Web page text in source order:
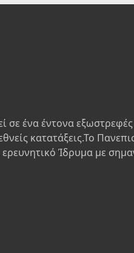
σε ένα έντονα
κατατάξεις.Το
Ίδρυμα με